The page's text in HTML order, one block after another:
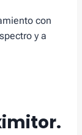
con
y a